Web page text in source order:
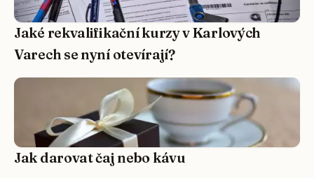
Jaké rekvalifikační kurzy v Karlových
Varech se nyní otevírají?
Jak darovat čaj nebo kávu